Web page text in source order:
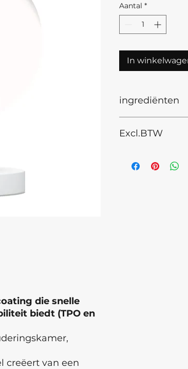
die snelle
biedt (TPO en
creëert van een
Aantal *
In
ingrediënten
Dimeticone,
cause an allergic
Excl.BTW